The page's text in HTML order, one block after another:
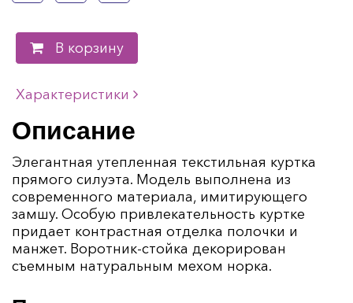
В корзину
Характеристики
Описание
Элегантная утепленная текстильная куртка
прямого силуэта. Модель выполнена из
современного материала, имитирующего
замшу. Особую привлекательность куртке
придает контрастная отделка полочки и
манжет. Воротник-стойка декорирован
съемным натуральным мехом норка.